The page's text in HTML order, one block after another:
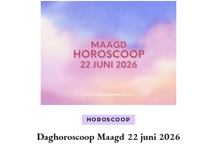
HOROSCOOP
Daghoroscoop Maagd 22 juni 2026